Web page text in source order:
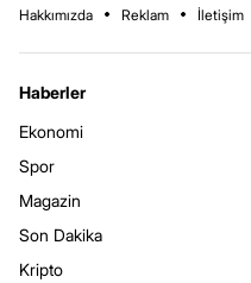
Hakkımızda Reklam İletişim
Haberler
Ekonomi
Spor
Magazin
Son Dakika
Kripto